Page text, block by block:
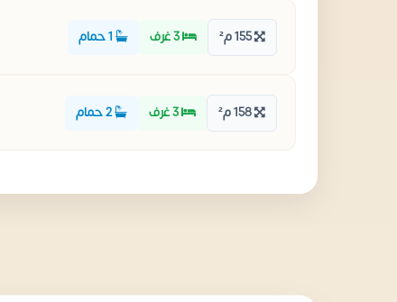
155 م²
2 حمام